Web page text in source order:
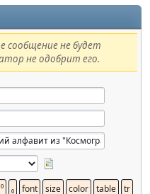
сообщение не будет
не одобрит его.